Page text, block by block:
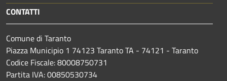
CONTATTI
Comune di Taranto
Piazza Municipio 1 74123 Taranto TA - 74121 - Taranto
Codice Fiscale: 80008750731
Partita IVA: 00850530734